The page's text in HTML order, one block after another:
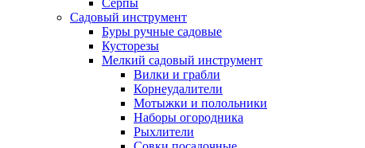
Серпы
Садовый инструмент
Буры ручные садовые
Кусторезы
Мелкий садовый инструмент
Вилки и грабли
Корнеудалители
Мотыжки и полольники
Наборы огородника
Рыхлители